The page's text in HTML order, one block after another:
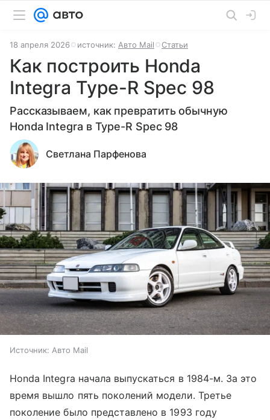
18 апреля 2026 источник: Авто Mail Статьи
Как построить Honda
Integra Type-R Spec 98
Рассказываем, как превратить обычную
Honda Integra в Type-R Spec 98
Светлана Парфенова
Источник: Авто Mail
Honda Integra начала выпускаться в 1984-м. За это
время вышло пять поколений модели. Третье
поколение было представлено в 1993 году